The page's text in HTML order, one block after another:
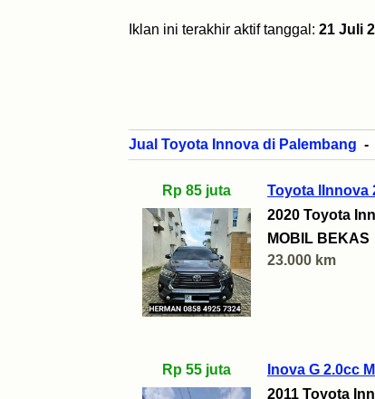
Iklan ini terakhir aktif tanggal: 21 Juli
Jual Toyota Innova di Palembang -
Rp 85 juta
Toyota lInnova
2020 Toyota
MOBIL BEKAS
23.000 km
Rp 55 juta
Inova G 2.0cc
2011 Toyota